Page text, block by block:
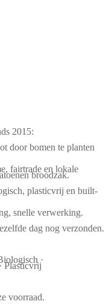
2015:
door bomen te planten
fairtrade en lokale
broodzak.
plasticvrij en built-
snelle verwerking.
dag nog verzonden.
·
Plasticvrij
voorraad.